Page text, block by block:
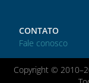
CONTATO
Fale conosco
Copyright ©